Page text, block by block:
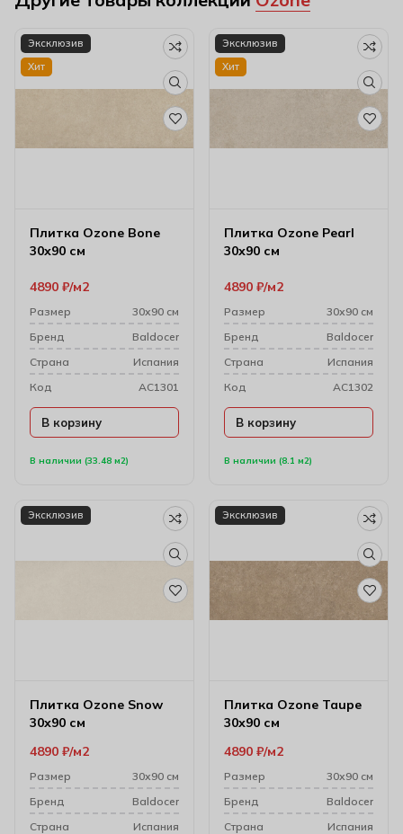
Эксклюзив
Хит
Плитка Ozone Bone
30х90 см
В наличии (33.48 м2)
4890 ₽ м2
Размер
30х90 см
Бренд
Baldocer
Cтрана
Испания
Код
AC1301
В корзину
Эксклюзив
Хит
Плитка Ozone Pearl
30х90 см
В наличии (8.1 м2)
4890 ₽ м2
Размер
30х90 см
Бренд
Baldocer
Cтрана
Испания
Код
AC1302
В корзину
Эксклюзив
Плитка Ozone Snow
30х90 см
4890 ₽ м2
Размер
30х90 см
Бренд
Baldocer
Cтрана
Испания
Эксклюзив
Плитка Ozone Taupe
30х90 см
4890 ₽ м2
Размер
30х90 см
Бренд
Baldocer
Cтрана
Испания